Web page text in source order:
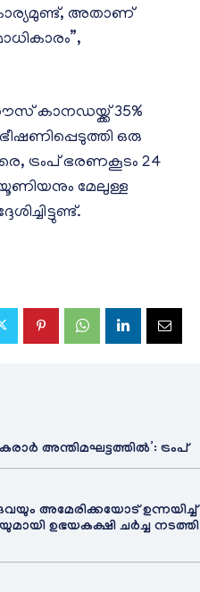
കാര്യമുണ്ട്, അതാണ്
കാനഡയ്ക്ക് 35%
ഒരു
ട്രംപ് ഭരണകൂടം 24
മേലുള്ള
അന്തിമഘട്ടത്തിൽ‌’: ട്രംപ്
അമേരിക്കയോട് ഉന്നയിച്ച്
ഉഭയകക്ഷി ചർച്ച നടത്തി